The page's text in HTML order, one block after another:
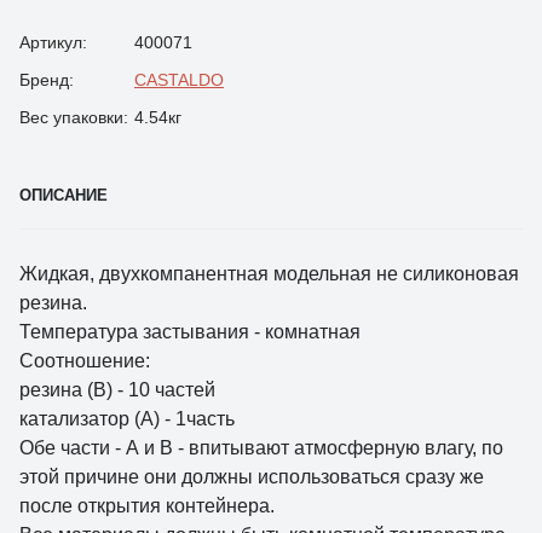
Артикул:
400071
Бренд:
CASTALDO
Вес упаковки: 4.54кг
ОПИСАНИЕ
Жидкая, двухкомпанентная модельная не силиконовая
резина.
Температура застывания - комнатная
Соотношение:
резина (В) - 10 частей
катализатор (А) - 1часть
Обе части - А и В - впитывают атмосферную влагу, по
этой причине они должны использоваться сразу же
после открытия контейнера.